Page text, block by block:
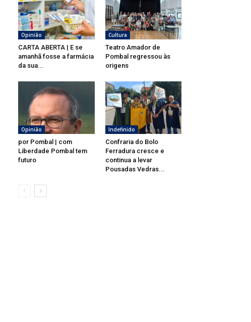
Opinião
CARTA ABERTA | E se
amanhã fosse a farmácia
da sua...
Cultura
Teatro Amador de
Pombal regressou às
origens
Opinião
por Pombal | com
Liberdade Pombal tem
futuro
Indefinido
Confraria do Bolo
Ferradura cresce e
continua a levar
Pousadas Vedras...